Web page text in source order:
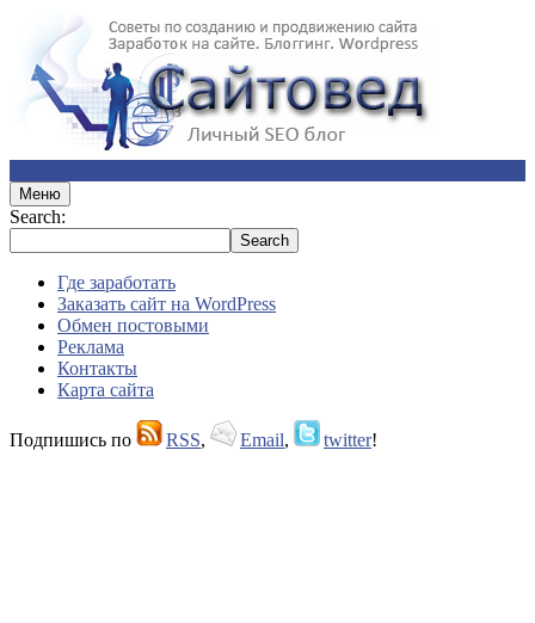
Меню
Search:
Где заработать
Заказать сайт на WordPress
Обмен постовыми
Реклама
Контакты
Карта сайта
Подпишись по RSS, Email, twitter!